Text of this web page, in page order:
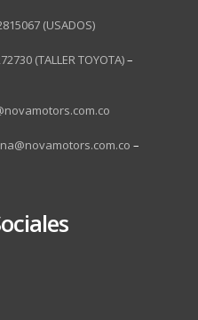
(USADOS)
(TALLER TOYOTA)–
–